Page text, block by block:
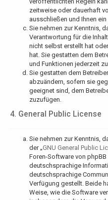
zeitweise oder dauerhaft
ausschließen und Ihnen ein
Sie nehmen zur Kenntnis,
Verantwortung für die
nicht selbst erstellt hat
hat. Sie gestatten dem
und Funktionen jederzeit
Sie gestatten dem
abzuändern, sofern sie
geeignet sind, dem
zuzufügen.
4. General Public License
Sie nehmen zur Kenntnis,
der „GNU General Public
Foren-Software von
deutschsprachige
deutschsprachige
Verfügung gestellt. Beide
Weise, wie die Software